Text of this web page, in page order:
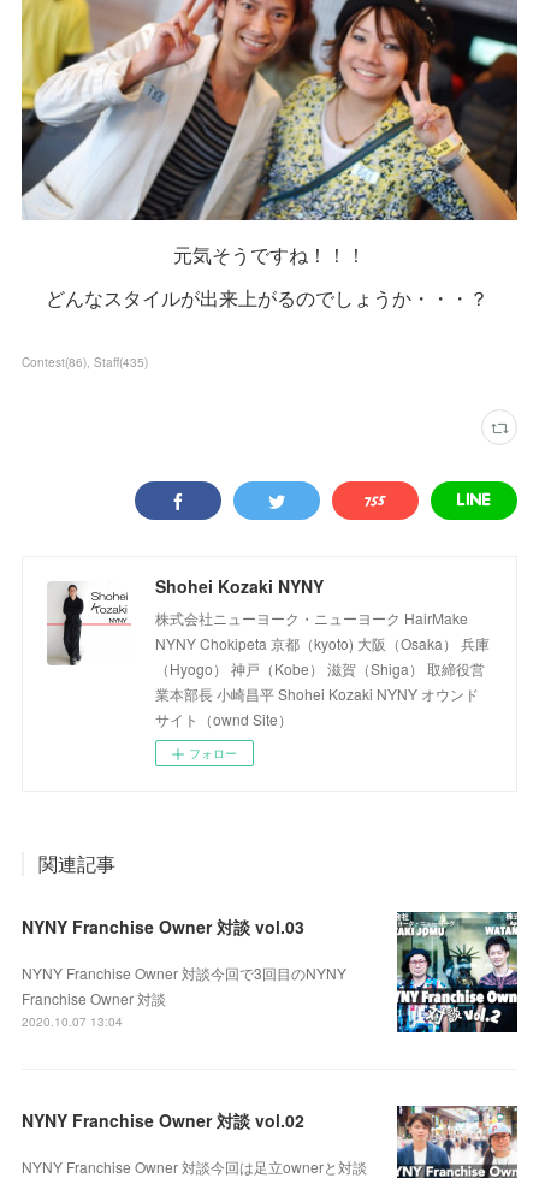
元気そうですね！！！
どんなスタイルが出来上がるのでしょうか・・・？
Contest(86) Staff(435)
Shohei Kozaki NYNY
株式会社ニューヨーク・ニューヨーク HairMake
NYNY Chokipeta 京都（kyoto) 大阪（Osaka） 兵庫
（Hyogo） 神戸（Kobe） 滋賀（Shiga） 取締役営
業本部長 小崎昌平 Shohei Kozaki NYNY オウンド
サイト（ownd Site）
フォロー
関連記事
NYNY Franchise Owner 対談 vol.03
NYNY Franchise Owner 対談今回で3回目のNYNY
Franchise Owner 対談
2020.10.07 13:04
NYNY Franchise Owner 対談 vol.02
NYNY Franchise Owner 対談今回は足立ownerと対談